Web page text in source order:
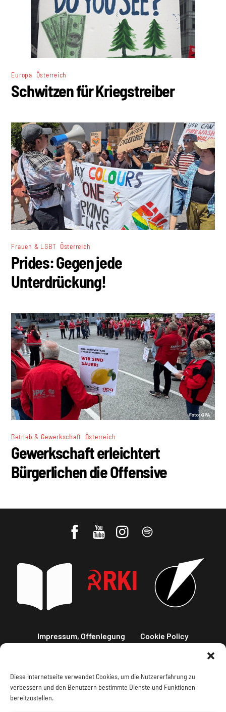
Diese Internetseite verwendet Cookies, um die Nutzererfahrung zu
verbessern und den Benutzern bestimmte Dienste und Funktionen
bereitzustellen.
Europa Österreich
Schwitzen für Kriegstreiber
Frauen & LGBT Österreich
Prides: Gegen jede
Unterdrückung!
Betrieb & Gewerkschaft Österreich
Gewerkschaft erleichtert
Bürgerlichen die Offensive
Impressum, Offenlegung Cookie Policy